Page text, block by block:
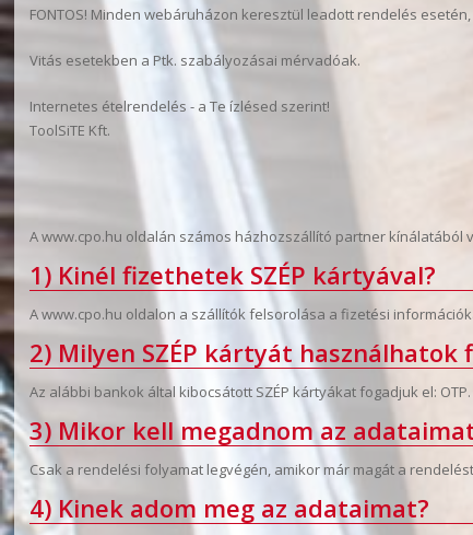
FONTOS! Minden webáruházon keresztül leadott rendelés
Vitás esetekben a Ptk. szabályozásai mérvadóak.
Internetes ételrendelés - a Te ízlésed szerint!
ToolSiTE Kft.
A www.cpo.hu oldalán számos házhozszállító partner
1) Kinél fizethetek SZÉP kártyával?
A www.cpo.hu oldalon a szállítók felsorolása a fizetési
2) Milyen SZÉP kártyát használhatok
Az alábbi bankok által kibocsátott SZÉP kártyákat fogadjuk el:
3) Mikor kell megadnom az
Csak a rendelési folyamat legvégén, amikor már magát a
4) Kinek adom meg az adataimat?